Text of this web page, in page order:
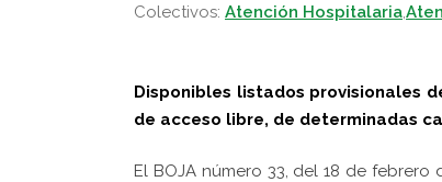
Colectivos: Atención Hospitalaria
Disponibles listados provisionales
de acceso libre, de determinadas
El BOJA número 33, del 18 de